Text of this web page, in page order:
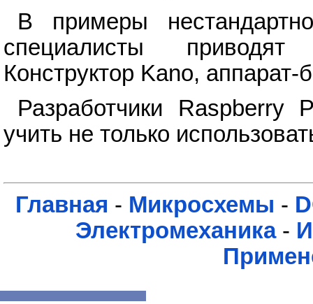
В примеры
специалисты приводят
Конструктор Kano,
Разработчики Raspberry
учить не только
Главная - Микросхемы -
Электромеханика-